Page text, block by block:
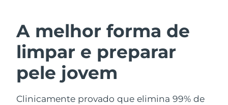
A melhor forma de
limpar e preparar
pele jovem
Clinicamente provado que elimina 99% de
Limpeza facial
LUNA™ 4 kit
Lifting facial
BEAR™ 2 kit
Barein Entrega prevista
Bélgica Entrega prevista